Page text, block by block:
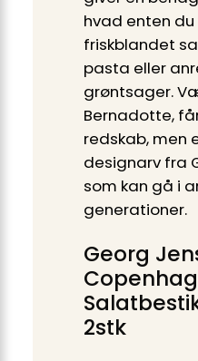
hvad enten
friskblandet
pasta eller
grøntsager.
Bernadotte,
redskab, men
designarv fra
som kan gå i
generationer.
Georg
2stk